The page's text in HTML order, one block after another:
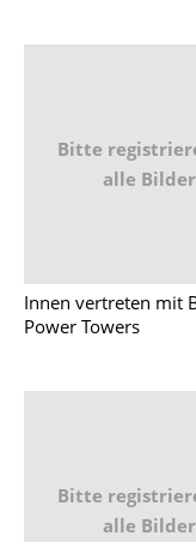
Bitte
alle
Innen vertreten mit
Power Towers
Bitte
alle